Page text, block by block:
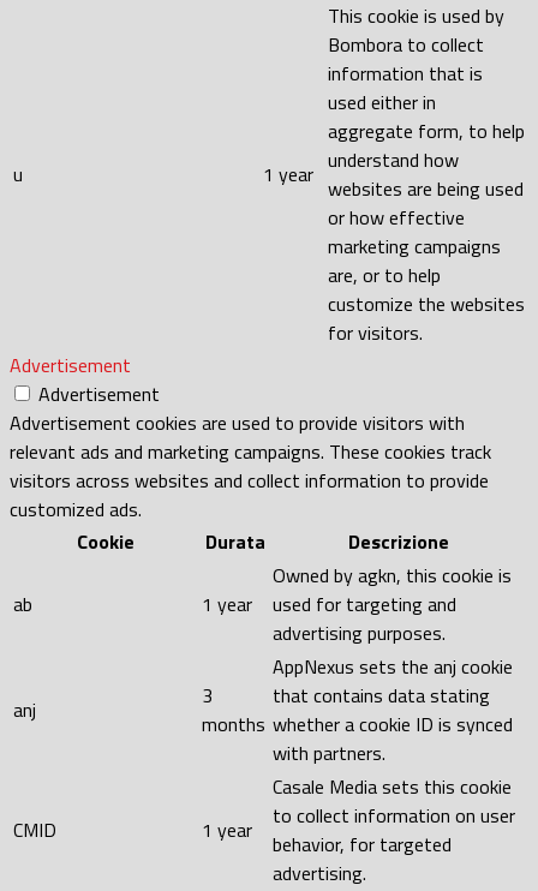
u 1 year
This cookie is used by
Bombora to collect
information that is
used either in
aggregate form, to help
understand how
websites are being used
or how effective
marketing campaigns
are, or to help
customize the websites
for visitors.
Advertisement
Advertisement
Advertisement cookies are used to provide visitors with
relevant ads and marketing campaigns. These cookies track
visitors across websites and collect information to provide
customized ads.
Cookie
Durata Descrizione
ab 1 year
Owned by agkn, this cookie is
used for targeting and
advertising purposes.
anj
3
months
AppNexus sets the anj cookie
that contains data stating
whether a cookie ID is synced
with partners.
CMID 1 year
Casale Media sets this cookie
to collect information on user
behavior, for targeted
advertising.